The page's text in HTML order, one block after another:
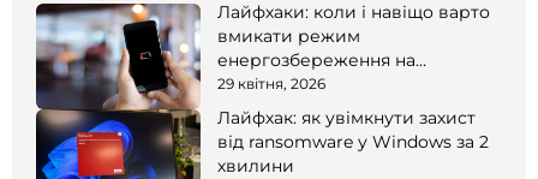
Лайфхаки: коли і навіщо варто
вмикати режим
енергозбереження на
смартфоні
29 квітня, 2026
Лайфхак: як увімкнути захист
від ransomware у Windows за 2
хвилини